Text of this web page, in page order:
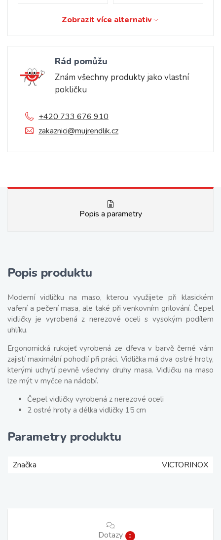
Zobrazit více alternativ
Rád pomůžu
Znám všechny produkty jako vlastní
pokličku
+420 733 676 910
zakaznici@mujrendlik.cz
Popis a parametry
Popis produktu
Moderní vidličku na maso, kterou využijete při klasickém
vaření a pečení masa, ale také při venkovním grilování. Čepel
vidličky je vyrobená z nerezové oceli s vysokým podílem
uhlíku.
Ergonomická rukojeť vyrobená ze dřeva v barvě černé vám
zajistí maximální pohodlí při práci. Vidlička má dva ostré hroty,
kterými uchytí pevně všechny druhy masa. Vidličku na maso
lze mýt v myčce na nádobí.
Čepel vidličky vyrobená z nerezové oceli
2 ostré hroty a délka vidličky 15 cm
Parametry produktu
Značka VICTORINOX
Dotazy 0